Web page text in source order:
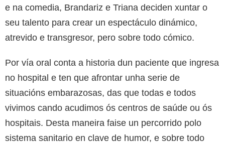
e na comedia, Brandariz e Triana deciden xuntar o
seu talento para crear un espectáculo dinámico,
atrevido e transgresor, pero sobre todo cómico.
Por vía oral conta a historia dun paciente que ingresa
no hospital e ten que afrontar unha serie de
situacións embarazosas, das que todas e todos
vivimos cando acudimos ós centros de saúde ou ós
hospitais. Desta maneira faise un percorrido polo
sistema sanitario en clave de humor, e sobre todo